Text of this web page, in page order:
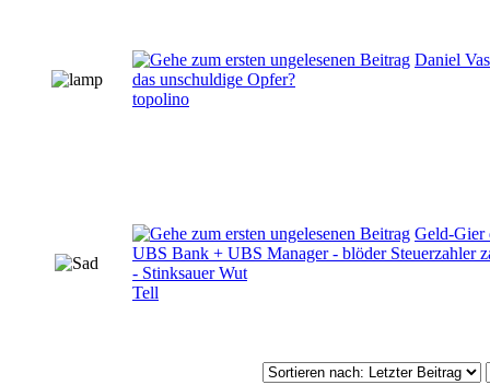
Daniel
das unschuldige Opfer?
topolino
Geld-Gier
UBS Bank + UBS Manager - blöder Steuerzahler
- Stinksauer Wut
Tell